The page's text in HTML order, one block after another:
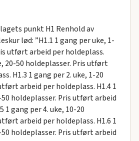
punkt H1 Renhold av
lød: ”H1.1 1 gang per uke, 1-
utført arbeid per holdeplass.
20-50 holdeplasser. Pris utført
H1.3 1 gang per 2. uke, 1-20
arbeid per holdeplass. H1.4 1
50 holdeplasser. Pris utført arbeid
1 gang per 4. uke, 10-20
arbeid per holdeplass. H1.6 1
50 holdeplasser. Pris utført arbeid